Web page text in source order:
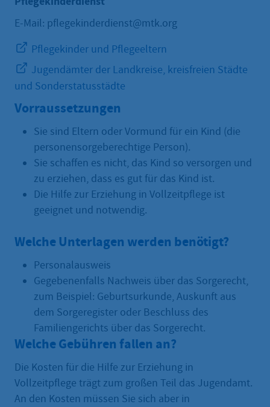
E-Mail: pflegekinderdienst@mtk.org
Pflegekinder und Pflegeeltern
Jugendämter der Landkreise, kreisfreien Städte
und Sonderstatusstädte
Vorraussetzungen
Sie sind Eltern oder Vormund für ein Kind (die
personensorgeberechtige Person).
Sie schaffen es nicht, das Kind so versorgen und
zu erziehen, dass es gut für das Kind ist.
Die Hilfe zur Erziehung in Vollzeitpflege ist
geeignet und notwendig.
Welche Unterlagen werden benötigt?
Personalausweis
Gegebenenfalls Nachweis über das Sorgerecht,
zum Beispiel: Geburtsurkunde, Auskunft aus
dem Sorgeregister oder Beschluss des
Familiengerichts über das Sorgerecht.
Welche Gebühren fallen an?
Die Kosten für die Hilfe zur Erziehung in
Vollzeitpflege trägt zum großen Teil das Jugendamt.
An den Kosten müssen Sie sich aber in